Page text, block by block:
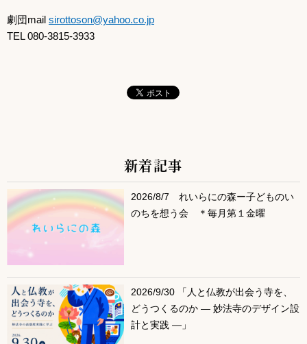
劇団mail sirottoson@yahoo.co.jp
TEL 080-3815-3933
サブコンテンツ
新着記事
2026/8/7 れいらにの森ー子どものい
のちを想う会 ＊毎月第１金曜
2026/9/30 「人と仏教が出会う寺を、
どうつくるのか ― 妙法寺のデザイン設
計と実践 ―」